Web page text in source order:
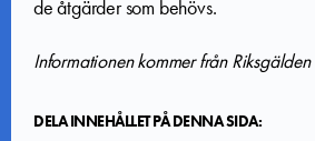
de åtgärder som behövs.
Informationen kommer från Riksgälden
DELA INNEHÅLLET PÅ DENNA SIDA: